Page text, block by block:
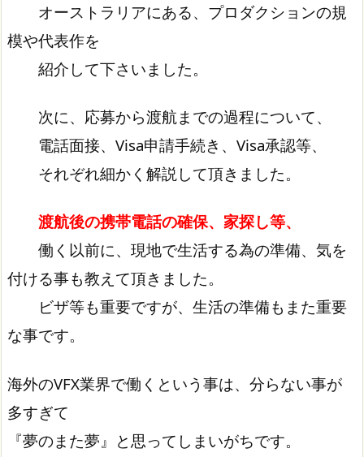
オーストラリアにある、プロダクションの規
模や代表作を
紹介して下さいました。
次に、応募から渡航までの過程について、
電話面接、Visa申請手続き、Visa承認等、
それぞれ細かく解説して頂きました。
渡航後の携帯電話の確保、家探し等、
働く以前に、現地で生活する為の準備、気を
付ける事も教えて頂きました。
ビザ等も重要ですが、生活の準備もまた重要
な事です。
海外のVFX業界で働くという事は、分らない事が
多すぎて
『夢のまた夢』と思ってしまいがちです。